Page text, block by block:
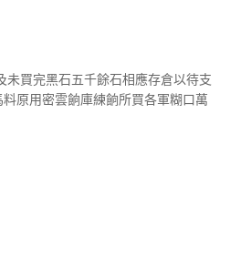
買完黑石五千餘石相應存倉以待支
原用密雲餉庫練餉所買各軍糊口萬